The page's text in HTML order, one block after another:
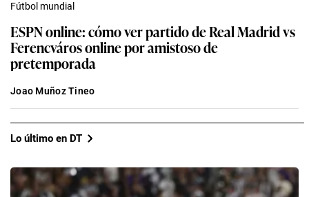
Fútbol mundial
ESPN online: cómo ver partido de Real Madrid vs
Ferencváros online por amistoso de
pretemporada
Joao Muñoz Tineo
Lo último en DT